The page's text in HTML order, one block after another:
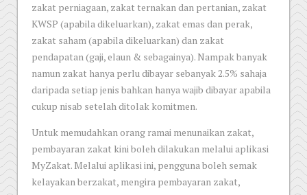
zakat perniagaan, zakat ternakan dan pertanian, zakat
KWSP (apabila dikeluarkan), zakat emas dan perak,
zakat saham (apabila dikeluarkan) dan zakat
pendapatan (gaji, elaun & sebagainya). Nampak banyak
namun zakat hanya perlu dibayar sebanyak 2.5% sahaja
daripada setiap jenis bahkan hanya wajib dibayar apabila
cukup nisab setelah ditolak komitmen.
Untuk memudahkan orang ramai menunaikan zakat,
pembayaran zakat kini boleh dilakukan melalui aplikasi
MyZakat. Melalui aplikasi ini, pengguna boleh semak
kelayakan berzakat, mengira pembayaran zakat,